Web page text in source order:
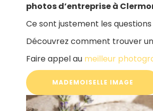
photos d’entreprise à
Ce sont justement les
Découvrez comment trouver
Faire appel au meilleur
MADEMOISELLE IMAGE